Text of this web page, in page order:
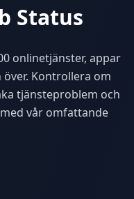
Status
onlinetjänster, appar
Kontrollera om
tjänsteproblem och
vår omfattande